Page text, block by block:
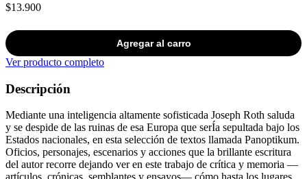
$13.900
Agregar al carro
Ver producto completo
Descripción
Mediante una inteligencia altamente sofisticada Joseph Roth saluda
y se despide de las ruinas de esa Europa que serÍa sepultada bajo los
Estados nacionales, en esta selección de textos llamada Panoptikum.
Oficios, personajes, escenarios y acciones que la brillante escritura
del autor recorre dejando ver en este trabajo de crítica y memoria —